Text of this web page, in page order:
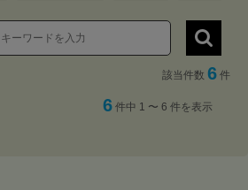
該当件数 6 件
6 件中 1 〜 6 件を表示